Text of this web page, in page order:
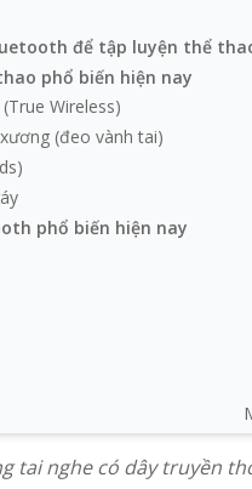
để tập luyện thể
phổ biến hiện nay
Wireless)
(đeo vành tai)
phổ biến hiện nay
tai nghe có dây truyền